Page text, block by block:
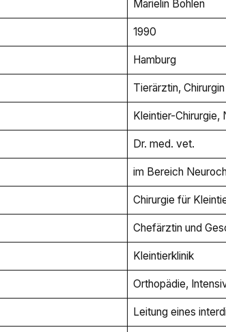
Marielin Bohlen
1990
Hamburg
Tierärztin, Chirurgin
Kleintier-Chirurgie,
Dr. med. vet.
im Bereich
Chirurgie für
Chefärztin und
Kleintierklinik
Orthopädie,
Leitung eines